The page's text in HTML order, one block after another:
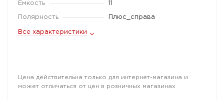
Емкость 11
Полярность Плюс_справа
Все характеристики
Цена действительна только для интернет-магазина и
может отличаться от цен в розничных магазинах